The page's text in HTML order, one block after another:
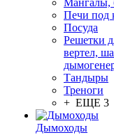
Мангалы,
Печи под
Посуда
Решетки
вертел,
Тандыры
Треноги
+ ЕЩЕ 3
Дымоходы